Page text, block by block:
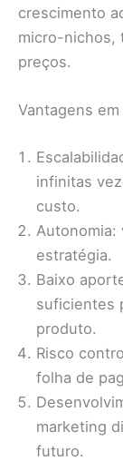
crescimento
micro-nichos,
preços.
Vantagens
infinitas
custo.
estratégia.
Baixo
suficientes
produto.
Risco
folha de
marketing
futuro.